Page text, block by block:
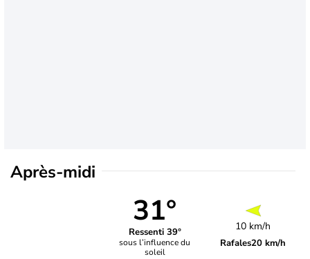
Après-midi
31°
Ressenti 39°
sous l’influence du
soleil
10 km/h
Rafales20 km/h